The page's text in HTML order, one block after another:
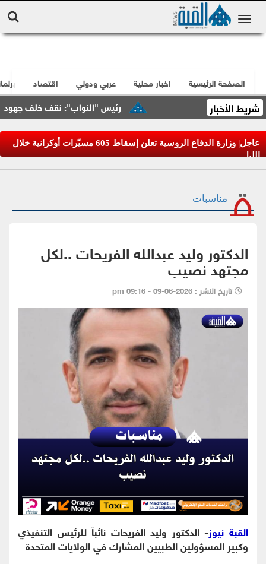
الصفحة الرئيسية اخبار محلية عربي ودولي اقتصاد
شريط الأخبار رئيس "النواب": نقف خلف جهود الملك
عاجل| وزارة الدفاع الروسية تعلن إسقاط 605 مسيّرات أوكرانية خلال
الليل
مناسبات
الدكتور وليد عبدالله الفريحات ..لكل
مجتهد نصيب
تاريخ النشر : 2026-06-09 - 09:16 pm
القبة نيوز- الدكتور وليد الفريحات نائباً للرئيس التنفيذي
وكبير المسؤولين الطبيين المشارك في الولايات المتحدة